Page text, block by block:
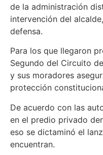
de la administración
intervención del
defensa.
Para los que llegaron
Segundo del Circuito
y sus moradores
protección
De acuerdo con las
en el predio privado
eso se dictaminó el
encuentran.